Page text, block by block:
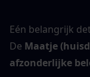
Eén belangrijk
De Maatje
afzonderlijke